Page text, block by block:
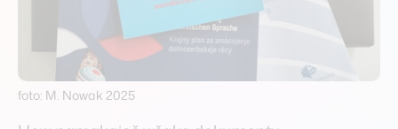
Hintergrund
wěźenje
Zwischenstand
mjazystaw
foto: M. Nowak 2025